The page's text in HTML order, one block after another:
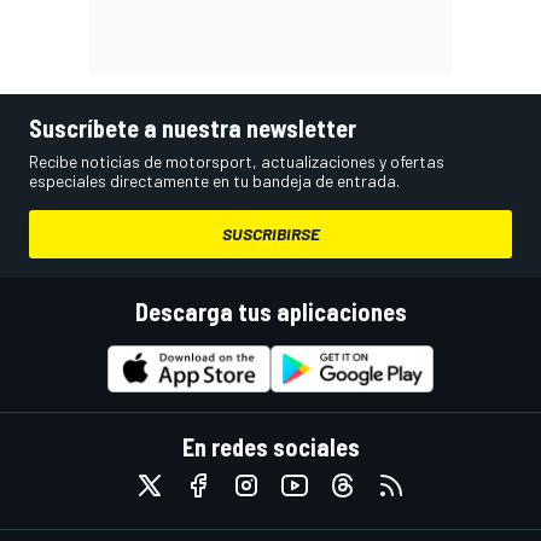
Suscríbete a nuestra newsletter
Recibe noticias de motorsport, actualizaciones y ofertas
especiales directamente en tu bandeja de entrada.
SUSCRIBIRSE
Descarga tus aplicaciones
En redes sociales